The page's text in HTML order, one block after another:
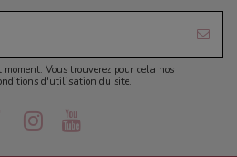
Vous trouverez pour cela nos
d'utilisation du site.